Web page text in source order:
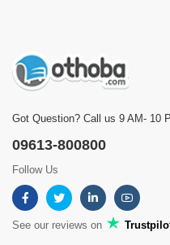
Got Question? Call us 9 AM- 10
09613-800800
Follow Us
See our reviews on